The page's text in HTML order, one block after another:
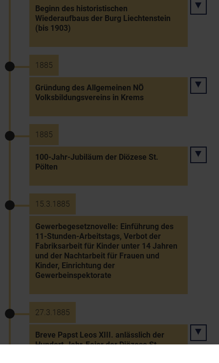
Beginn des historistischen
Wiederaufbaus der Burg Liechtenstein
(bis 1903)
1885
Gründung des Allgemeinen NÖ
Volksbildungsvereins in Krems
1885
100-Jahr-Jubiläum der Diözese St.
Pölten
15.3.1885
Gewerbegesetznovelle: Einführung des
11-Stunden-Arbeitstags, Verbot der
Fabriksarbeit für Kinder unter 14 Jahren
und der Nachtarbeit für Frauen und
Kinder, Einrichtung der
Gewerbeinspektorate
27.3.1885
Breve Papst Leos XIII. anlässlich der
Hundert-Jahr-Feier der Diözese St.